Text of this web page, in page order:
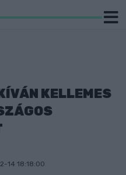
KELLEMES
14 18:18:00